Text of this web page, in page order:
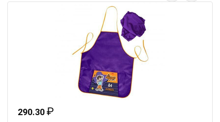
290.30₽